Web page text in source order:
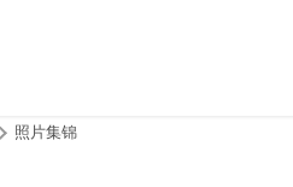
照片集锦